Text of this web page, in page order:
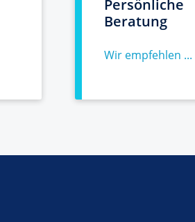
Persönliche
Beratung
Wir empfehlen ...